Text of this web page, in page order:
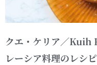
クエ・ケリア／Kuih
レーシア料理のレシ